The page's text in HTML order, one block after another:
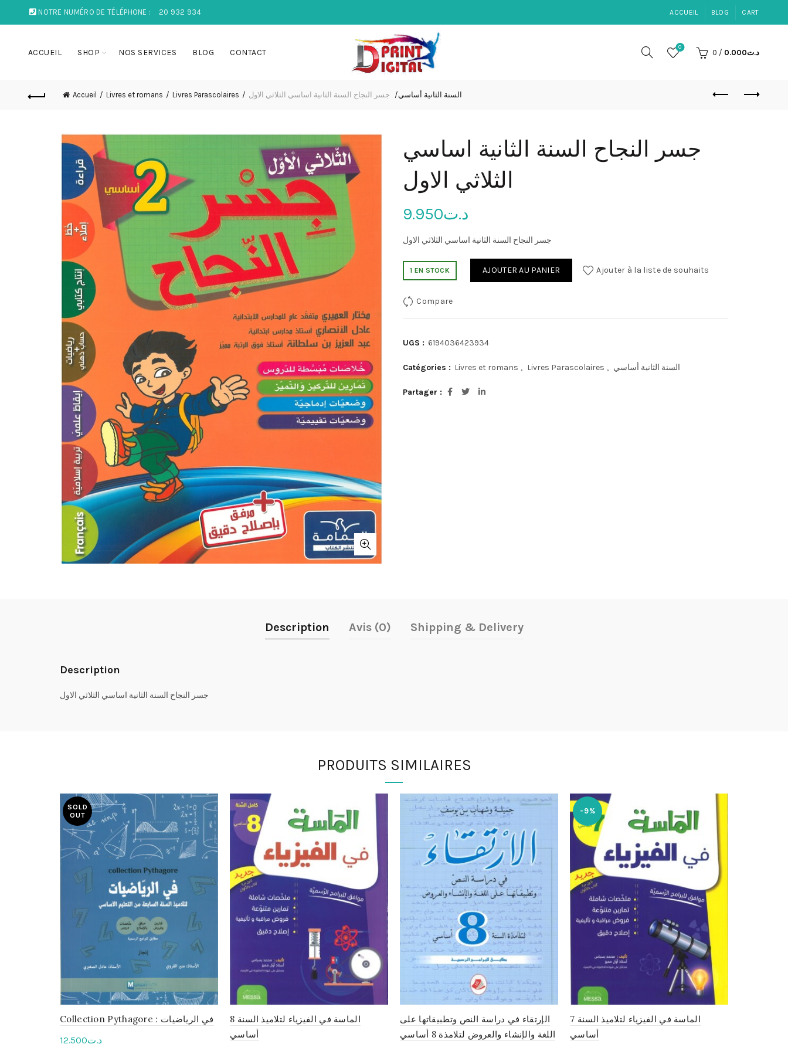
NOTRE NUMÉRO DE TÉLÉPHONE : 20 932 934 ACCUEIL BLOG CART
ACCUEIL SHOP NOS SERVICES BLOG CONTACT
0
0 / د.ت0.000
Accueil Livres et romans Livres Parascolaires السنة الثانية أساسي جسر النجاح السنة الثانية اساسي الثلاثي الاول
جسر النجاح السنة الثانية اساسي
الثلاثي الاول
د.ت9.950
جسر النجاح السنة الثانية اساسي الثلاثي الاول
1 EN STOCK AJOUTER AU PANIER Ajouter à la liste de souhaits
Compare
UGS : 6194036423934
Catégories : Livres et romans , Livres Parascolaires , السنة الثانية أساسي
Partager
Description Avis (0) Shipping & Delivery
Description
جسر النجاح السنة الثانية اساسي الثلاثي الاول
PRODUITS SIMILAIRES
SOLD
OUT
Collection Pythagore : في الرياضيات
د.ت12.500
الماسة في الفيزياء لتلاميذ السنة 8
أساسي
الإرتقاء في دراسة النص وتطبيقاتها على
اللغة والإنشاء والعروض لتلامذة 8 أساسي
-9%
الماسة في الفيزياء لتلاميذ السنة 7
أساسي